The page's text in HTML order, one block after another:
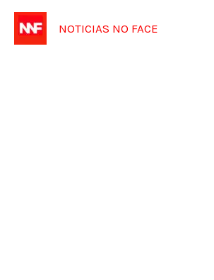
para
NOTICIAS NO FACE